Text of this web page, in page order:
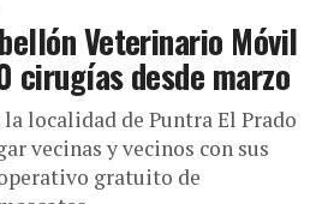
Veterinario Móvil
cirugías desde marzo
localidad de Puntra El Prado
vecinas y vecinos con sus
gratuito de